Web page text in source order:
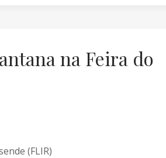
na Feira do
(FLIR)